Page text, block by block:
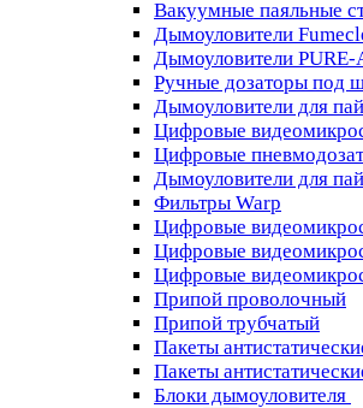
Вакуумные паяльные
Дымоуловители
Дымоуловители PURE-
Ручные дозаторы под
Дымоуловители для
Цифровые
Цифровые
Дымоуловители для
Фильтры Warp
Цифровые
Цифровые
Цифровые
Припой проволочный
Припой трубчатый
Пакеты
Пакеты
Блоки дымоуловителя